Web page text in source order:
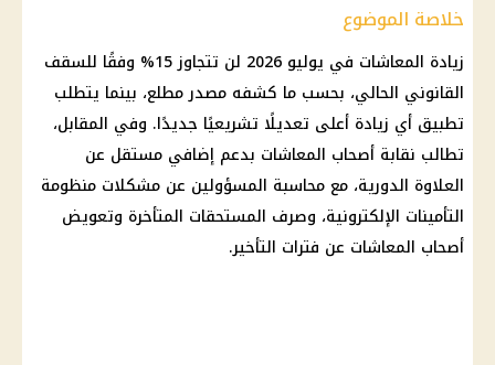
خلاصة الموضوع
زيادة المعاشات في يوليو 2026
لن تتجاوز 15% وفقًا للسقف
القانوني الحالي، بحسب ما كشفه مصدر مطلع، بينما يتطلب
تطبيق أي زيادة أعلى تعديلًا تشريعيًا جديدًا. وفي المقابل،
تطالب نقابة أصحاب المعاشات بدعم إضافي مستقل عن
العلاوة الدورية، مع محاسبة المسؤولين عن مشكلات منظومة
التأمينات الإلكترونية، وصرف المستحقات المتأخرة وتعويض
أصحاب المعاشات عن فترات التأخير.